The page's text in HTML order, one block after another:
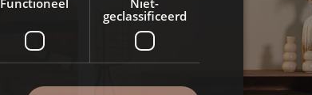
geclassificeerd